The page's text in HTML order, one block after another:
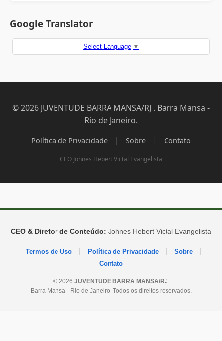
Google Translator
Select Language ▼
© 2026 JUVENTUDE BARRA MANSA/RJ . Barra Mansa -
Rio de Janeiro.
Política de Privacidade | Sobre | Contato
CEO Johnes Hebert Victal Evangelista
CEO & Diretor de Conteúdo: Johnes Hebert Victal Evangelista
Termos de Uso Política de Privacidade Sobre
Contato
© 2026 JUVENTUDE BARRA MANSA/RJ.
Barra Mansa - Rio de Janeiro. Todos os direitos reservados.